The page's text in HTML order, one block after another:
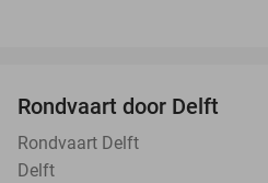
Rondvaart door Delft
Rondvaart Delft
Delft